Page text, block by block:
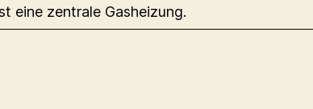
eine zentrale Gasheizung.